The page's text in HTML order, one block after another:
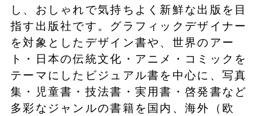
し、おしゃれで気持ちよく新鮮な出版を目
指す出版社です。グラフィックデザイナー
を対象としたデザイン書や、世界のアー
ト・⽇本の伝統⽂化・アニメ・コミックを
テーマにしたビジュアル書を中⼼に、写真
集・児童書・技法書・実⽤書・啓発書など
多彩なジャンルの書籍を国内、海外（欧